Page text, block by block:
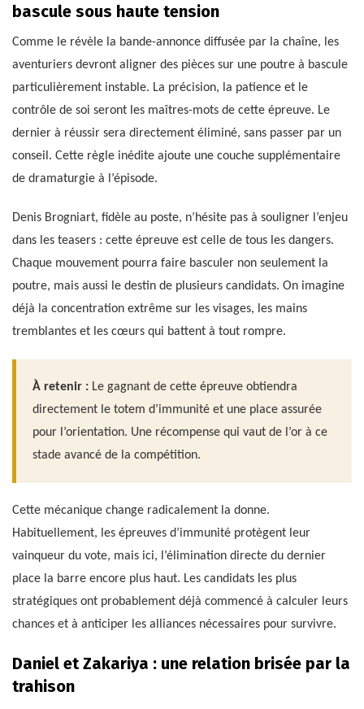
bascule sous haute tension
Comme le révèle la bande-annonce diffusée par la chaîne, les
aventuriers devront aligner des pièces sur une poutre à bascule
particulièrement instable. La précision, la patience et le
contrôle de soi seront les maîtres-mots de cette épreuve. Le
dernier à réussir sera directement éliminé, sans passer par un
conseil. Cette règle inédite ajoute une couche supplémentaire
de dramaturgie à l’épisode.
Denis Brogniart, fidèle au poste, n’hésite pas à souligner l’enjeu
dans les teasers : cette épreuve est celle de tous les dangers.
Chaque mouvement pourra faire basculer non seulement la
poutre, mais aussi le destin de plusieurs candidats. On imagine
déjà la concentration extrême sur les visages, les mains
tremblantes et les cœurs qui battent à tout rompre.
À retenir : Le gagnant de cette épreuve obtiendra
directement le totem d’immunité et une place assurée
pour l’orientation. Une récompense qui vaut de l’or à ce
stade avancé de la compétition.
Cette mécanique change radicalement la donne.
Habituellement, les épreuves d’immunité protègent leur
vainqueur du vote, mais ici, l’élimination directe du dernier
place la barre encore plus haut. Les candidats les plus
stratégiques ont probablement déjà commencé à calculer leurs
chances et à anticiper les alliances nécessaires pour survivre.
Daniel et Zakariya : une relation brisée par la
trahison